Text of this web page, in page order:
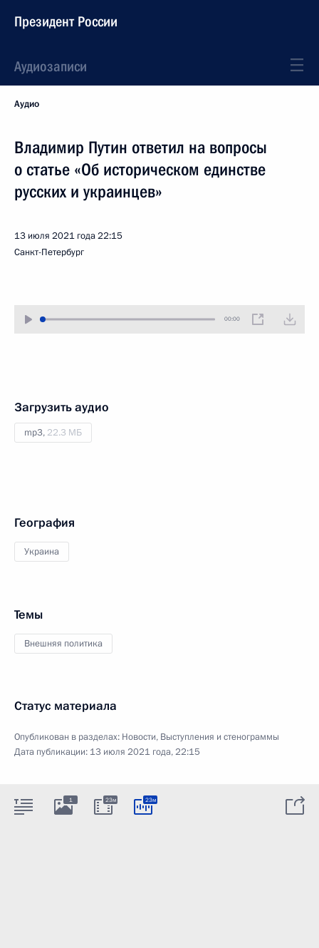
Президент России
Аудиозаписи
Аудио
Владимир Путин ответил на вопросы
о статье «Об историческом единстве
русских и украинцев»
13 июля 2021 года22:15
Санкт-Петербург
00:00
Загрузить аудио
mp3, 22.3 МБ
География
Украина
Темы
Внешняя политика
Статус материала
Опубликован в разделах: Новости, Выступления и стенограммы
Дата публикации: 13 июля 2021 года, 22:15
1 23м 23м